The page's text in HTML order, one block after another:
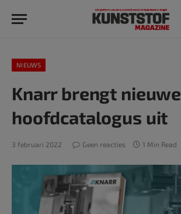
NIEUWS
Knarr brengt nieuwe
hoofdcatalogus uit
3 februari 2022 Geen reacties 1 Min Read